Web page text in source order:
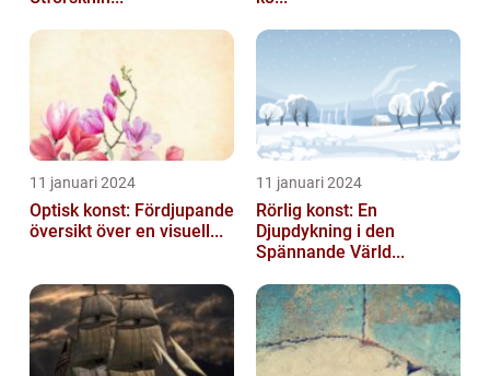
11 januari 2024
Optisk konst: Fördjupande
översikt över en visuell...
11 januari 2024
Rörlig konst: En
Djupdykning i den
Spännande Värld...